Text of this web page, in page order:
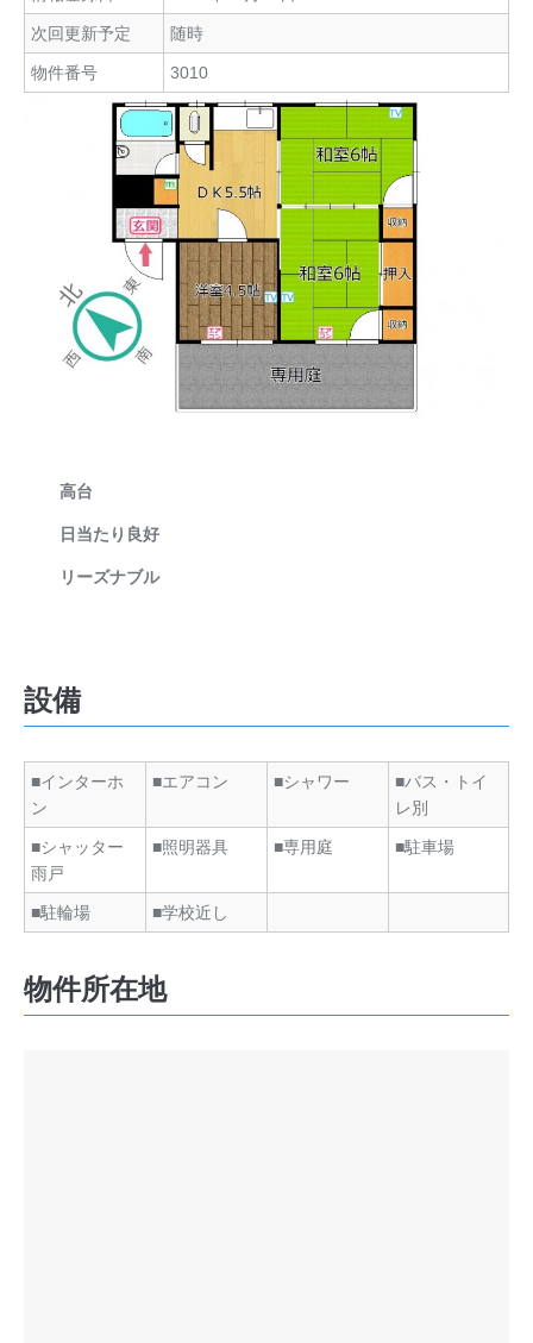
次回更新予定 随時
物件番号 3010
高台
日当たり良好
リーズナブル
設備
■インターホ
ン
■エアコン ■シャワー
■バス・トイ
レ別
■シャッター
雨戸
■照明器具 ■専用庭 ■駐車場
■駐輪場 ■学校近し
物件所在地